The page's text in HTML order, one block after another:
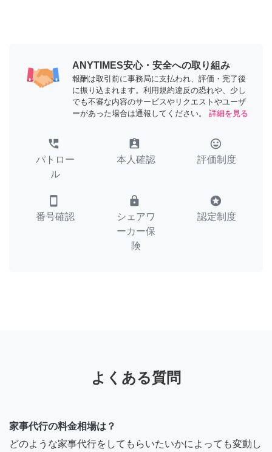
ANYTIMES安心・安全への取り組み
報酬は取引前に事務局に支払われ、評価・完了後
に振り込まれます。利用規約違反の恐れや、少し
でも不審な内容のサービスやリクエストやユーザ
ーがあった場合は通報してください。
詳細を見る
perm_phone_msg
パトロー
ル
assignment_ind
本人確認
tag_faces
評価制度
smartphone
番号確認
lock
シェアワ
ーカー保
険
stars
認定制度
よくある質問
家事代行の料金相場は？
どのような家事代行をしてもらいたいかによっても変動し